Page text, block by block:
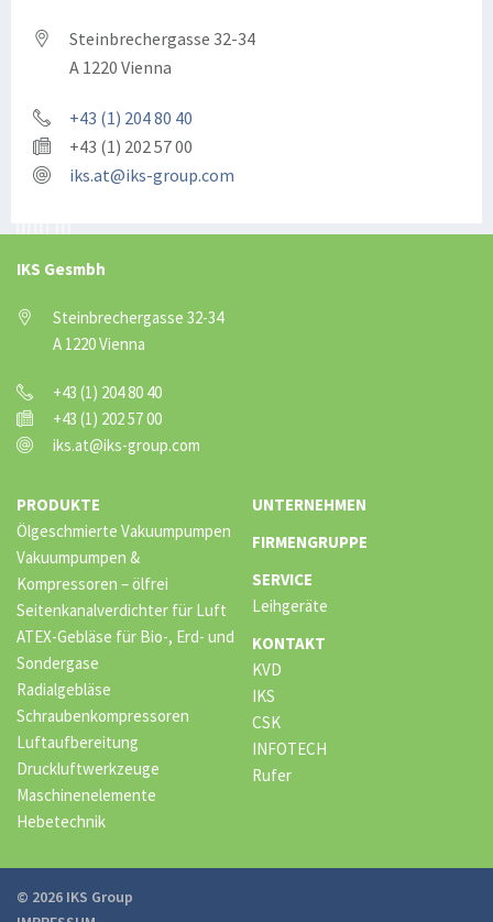
Steinbrechergasse 32-34
A 1220 Vienna
+43 (1) 204 80 40
+43 (1) 202 57 00
iks.at@iks-group.com
IKS Gesmbh
Steinbrechergasse 32-34
A 1220 Vienna
+43 (1) 204 80 40
+43 (1) 202 57 00
iks.at@iks-group.com
PRODUKTE
Ölgeschmierte Vakuumpumpen
Vakuumpumpen &
Kompressoren – ölfrei
Seitenkanalverdichter für Luft
ATEX-Gebläse für Bio-, Erd- und
Sondergase
Radialgebläse
Schraubenkompressoren
Luftaufbereitung
Druckluftwerkzeuge
Maschinenelemente
Hebetechnik
UNTERNEHMEN
FIRMENGRUPPE
SERVICE
Leihgeräte
KONTAKT
KVD
IKS
CSK
INFOTECH
Rufer
© 2026 IKS Group